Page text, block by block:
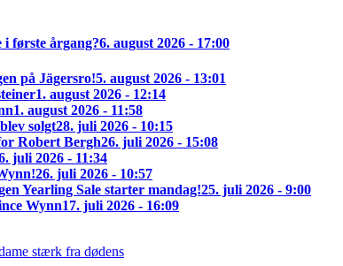
i første årgang?6. august 2026 - 17:00
på Jägersro!5. august 2026 - 13:01
1. august 2026 - 12:14
1. august 2026 - 11:58
solgt28. juli 2026 - 10:15
Robert Bergh26. juli 2026 - 15:08
juli 2026 - 11:34
26. juli 2026 - 10:57
Yearling Sale starter mandag!25. juli 2026 - 9:00
Wynn17. juli 2026 - 16:09
stærk fra dødens